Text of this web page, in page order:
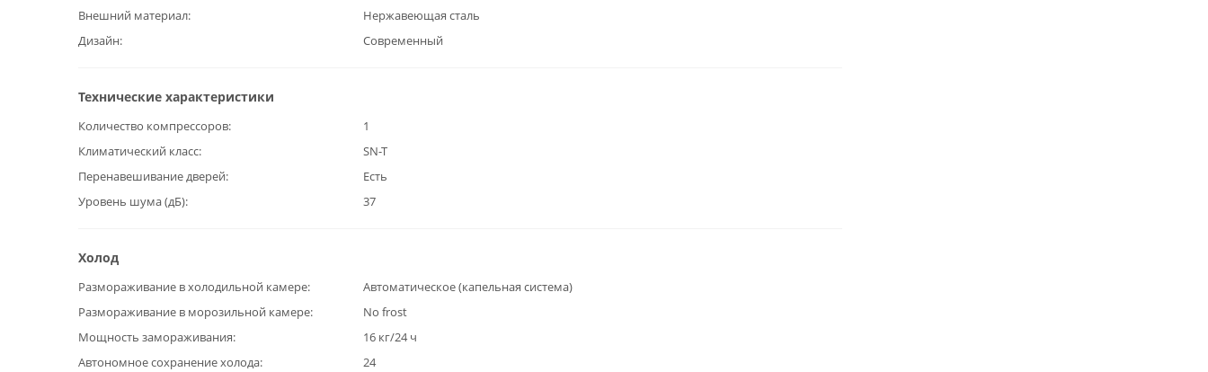
Внешний материал
Нержавеющая сталь
Дизайн
Современный
Технические характеристики
Количество компрессоров
1
Климатический класс
SN-T
Перенавешивание дверей
Есть
Уровень шума (дБ)
37
Холод
Размораживание в холодильной камере
Автоматическое (капельная система)
Размораживание в морозильной камере
No frost
Мощность замораживания
16 кг/24 ч
Автономное сохранение холода
24